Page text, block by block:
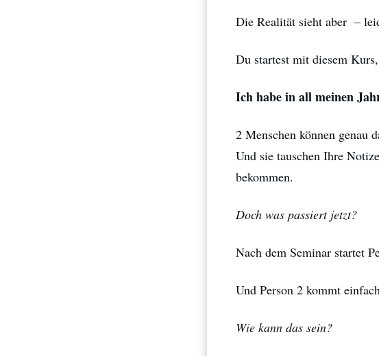
Die Realität sieht aber –
Du startest mit diesem
Ich habe in all meinen
2 Menschen können genau
Und sie tauschen Ihre
bekommen.
Doch was passiert jetzt?
Nach dem Seminar startet
Und Person 2 kommt
Wie kann das sein?